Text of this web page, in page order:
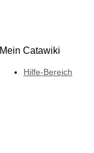
Mein Catawiki
Hilfe-Bereich